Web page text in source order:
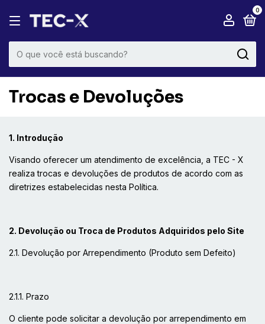
0
Trocas e Devoluções
1. Introdução
Visando oferecer um atendimento de excelência, a TEC - X
realiza trocas e devoluções de produtos de acordo com as
diretrizes estabelecidas nesta Política.
2. Devolução ou Troca de Produtos Adquiridos pelo Site
2.1. Devolução por Arrependimento (Produto sem Defeito)
2.1.1. Prazo
O cliente pode solicitar a devolução por arrependimento em